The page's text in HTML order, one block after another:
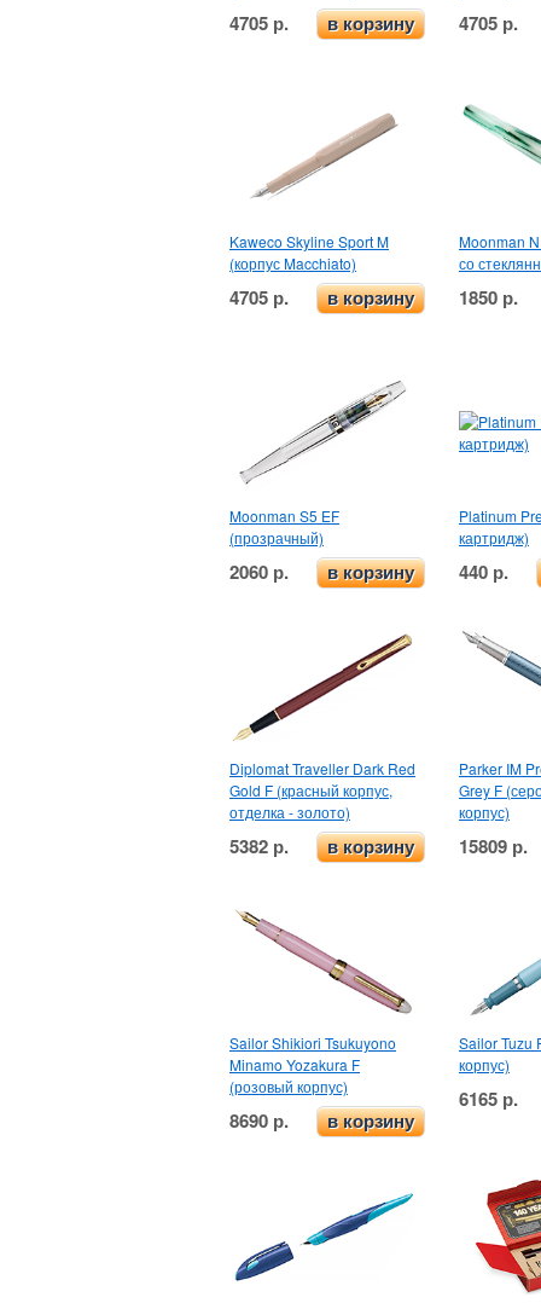
4705 р. в корзину 4705 р.
Kaweco Skyline Sport M
(корпус Macchiato)
4705 р. в корзину
Moonman
со
1850 р.
Moonman S5 EF
(прозрачный)
2060 р. в корзину
Platinum
картридж)
440 р.
Diplomat Traveller Dark Red
Gold F (красный корпус,
отделка - золото)
5382 р. в корзину
Parker IM
Grey F
корпус)
15809 р.
Sailor Shikiori Tsukuyono
Minamo Yozakura F
(розовый корпус)
8690 р. в корзину
Sailor Tuzu
корпус)
6165 р.